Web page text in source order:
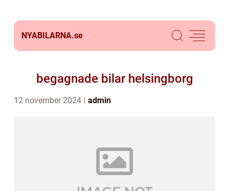
NYABILARNA.se
begagnade bilar helsingborg
12 november 2024 admin